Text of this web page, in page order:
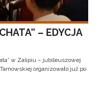
– EDYCJA
w Zalipiu – jubileuszowej
organizowało już po